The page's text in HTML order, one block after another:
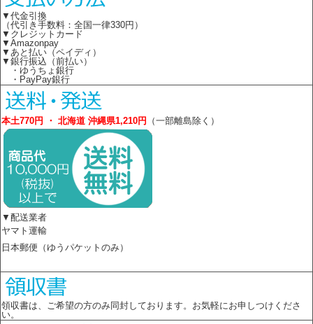
▼代金引換
（代引き手数料：全国一律330円）
▼クレジットカード
▼Amazonpay
▼あと払い（ペイディ）
▼銀行振込（前払い）
・ゆうちょ銀行
・PayPay銀行
本土770円 ・ 北海道 沖縄県1,210円 （一部離島除く）
▼配送業者
ヤマト運輸
日本郵便（ゆうパケットのみ）
領収書は、ご希望の方のみ同封しております。お気軽にお申しつけくださ
い。